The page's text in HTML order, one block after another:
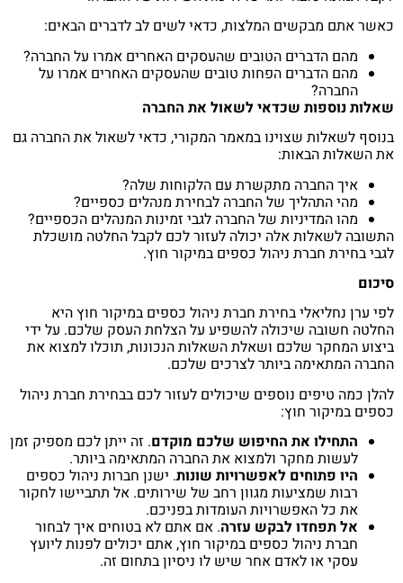
כאשר אתם מבקשים המלצות, כדאי לשים לב לדברים הבאים:
מהם הדברים הטובים שהעסקים האחרים אמרו על החברה?
מהם הדברים הפחות טובים שהעסקים האחרים אמרו על
החברה?
שאלות נוספות שכדאי לשאול את החברה
בנוסף לשאלות שצוינו במאמר המקורי, כדאי לשאול את החברה גם
את השאלות הבאות:
איך החברה מתקשרת עם הלקוחות שלה?
מהי התהליך של החברה לבחירת מנהלים כספיים?
מהו המדיניות של החברה לגבי זמינות המנהלים הכספיים?
התשובה לשאלות אלה יכולה לעזור לכם לקבל החלטה מושכלת
לגבי בחירת חברת ניהול כספים במיקור חוץ.
סיכום
לפי ערן נחליאלי בחירת חברת ניהול כספים במיקור חוץ היא
החלטה חשובה שיכולה להשפיע על הצלחת העסק שלכם. על ידי
ביצוע המחקר שלכם ושאלת השאלות הנכונות, תוכלו למצוא את
החברה המתאימה ביותר לצרכים שלכם.
להלן כמה טיפים נוספים שיכולים לעזור לכם בבחירת חברת ניהול
כספים במיקור חוץ:
התחילו את החיפוש שלכם מוקדם. זה ייתן לכם מספיק זמן
לעשות מחקר ולמצוא את החברה המתאימה ביותר.
היו פתוחים לאפשרויות שונות. ישנן חברות ניהול כספים
רבות שמציעות מגוון רחב של שירותים. אל תתביישו לחקור
את כל האפשרויות העומדות בפניכם.
אל תפחדו לבקש עזרה. אם אתם לא בטוחים איך לבחור
חברת ניהול כספים במיקור חוץ, אתם יכולים לפנות ליועץ
עסקי או לאדם אחר שיש לו ניסיון בתחום זה.